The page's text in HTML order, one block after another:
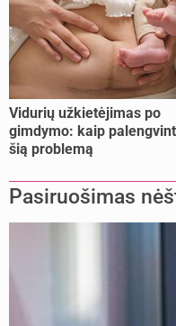
Vidurių užkietėjimas po
gimdymo: kaip
šią problemą
Pasiruošimas